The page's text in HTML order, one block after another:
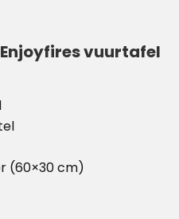
vuurtafel
(60×30 cm)